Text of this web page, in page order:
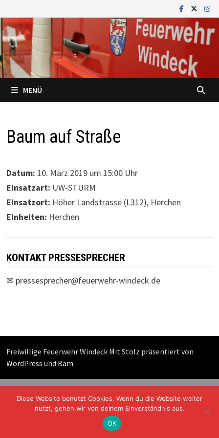
Inhalt
springen
MENÜ
Baum auf Straße
Datum: 10. März 2019 um 15:00 Uhr
Einsatzart: UW-STURM
Einsatzort: Höher Landstrasse (L312), Herchen
Einheiten: Herchen
KONTAKT PRESSESPRECHER
✉ pressesprecher@feuerwehr-windeck.de
Freiwillige Feuerwehr Windeck Mit Stolz präsentiert von
WordPress und Bam.
Diese Website benutzt Cookies. Wenn du die Website weiter
nutzt, gehen wir von deinem Einverständnis aus.
OK